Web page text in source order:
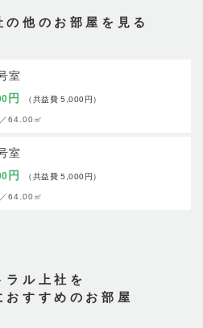
の他のお部屋を見る
室
円 （共益費 5,000円）
64.00㎡
室
円 （共益費 5,000円）
64.00㎡
ラル上社を
おすすめのお部屋